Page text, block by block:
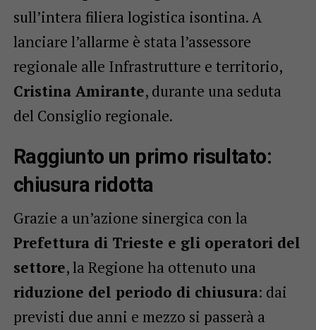
sull’intera filiera logistica isontina. A
lanciare l’allarme è stata l’assessore
regionale alle Infrastrutture e territorio,
Cristina Amirante, durante una seduta
del Consiglio regionale.
Raggiunto un primo risultato:
chiusura ridotta
Grazie a un’azione sinergica con la
Prefettura di Trieste e gli operatori del
settore, la Regione ha ottenuto una
riduzione del periodo di chiusura: dai
previsti due anni e mezzo si passerà a